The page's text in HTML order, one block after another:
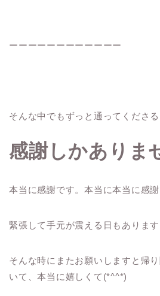
ーーーーーーーーーーーー
そんな中でもずっと通ってくださ
感謝しかありま
本当に感謝です。本当に本当に感謝
緊張して手元が震える日もあります
そんな時にまたお願いしますと帰
いて、本当に嬉しくて(*^^*)